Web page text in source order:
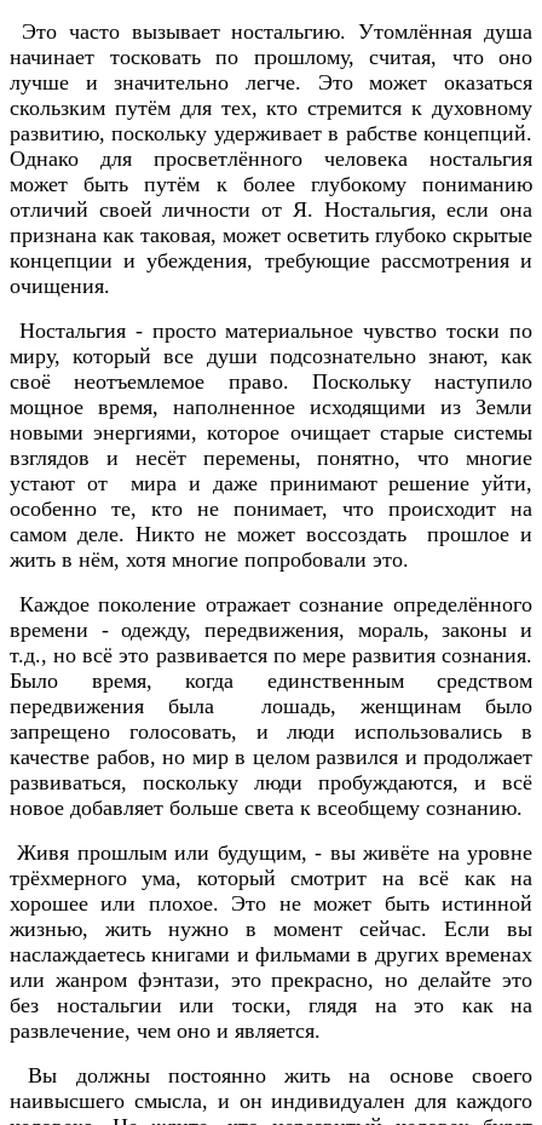
Это часто вызывает ностальгию. Утомлённая душа
начинает тосковать по прошлому, считая, что оно
лучше и значительно легче. Это может оказаться
скользким путём для тех, кто стремится к духовному
развитию, поскольку удерживает в рабстве концепций.
Однако для просветлённого человека ностальгия
может быть путём к более глубокому пониманию
отличий своей личности от Я. Ностальгия, если она
признана как таковая, может осветить глубоко скрытые
концепции и убеждения, требующие рассмотрения и
очищения.
Ностальгия - просто материальное чувство тоски по
миру, который все души подсознательно знают, как
своё неотъемлемое право. Поскольку наступило
мощное время, наполненное исходящими из Земли
новыми энергиями, которое очищает старые системы
взглядов и несёт перемены, понятно, что многие
устают от мира и даже принимают решение уйти,
особенно те, кто не понимает, что происходит на
самом деле. Никто не может воссоздать прошлое и
жить в нём, хотя многие попробовали это.
Каждое поколение отражает сознание определённого
времени - одежду, передвижения, мораль, законы и
т.д., но всё это развивается по мере развития сознания.
Было время, когда единственным средством
передвижения была лошадь, женщинам было
запрещено голосовать, и люди использовались в
качестве рабов, но мир в целом развился и продолжает
развиваться, поскольку люди пробуждаются, и всё
новое добавляет больше света к всеобщему сознанию.
Живя прошлым или будущим, - вы живёте на уровне
трёхмерного ума, который смотрит на всё как на
хорошее или плохое. Это не может быть истинной
жизнью, жить нужно в момент сейчас. Если вы
наслаждаетесь книгами и фильмами в других временах
или жанром фэнтази, это прекрасно, но делайте это
без ностальгии или тоски, глядя на это как на
развлечение, чем оно и является.
Вы должны постоянно жить на основе своего
наивысшего смысла, и он индивидуален для каждого